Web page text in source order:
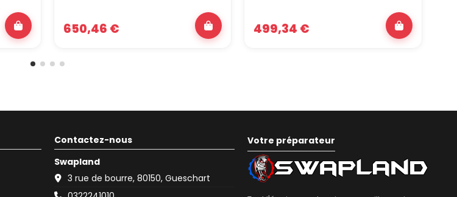
650,46 € 499,34 €
Contactez-nous
Swapland
3 rue de bourre, 80150, Gueschart
Votre préparateur